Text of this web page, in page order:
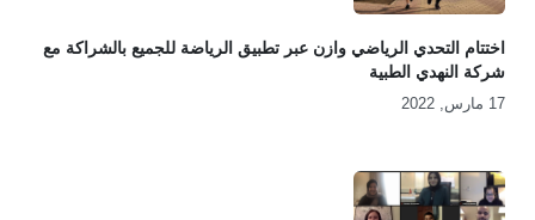
اختتام التحدي الرياضي وازن عبر تطبيق الرياضة للجميع بالشراكة مع
شركة النهدي الطبية
17 مارس, 2022